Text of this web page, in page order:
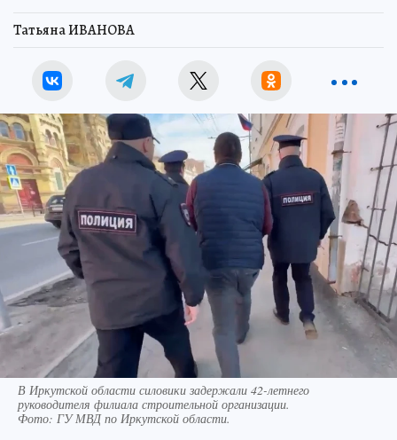
Татьяна ИВАНОВА
В Иркутской области силовики задержали 42-летнего
руководителя филиала строительной организации.
Фото: ГУ МВД по Иркутской области.